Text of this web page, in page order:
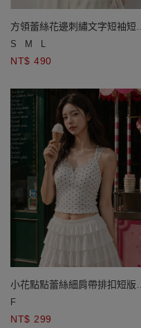
方領蕾絲花邊刺繡文字短袖短版
羅紋上衣
S M L
NT$ 490
小花點點蕾絲細肩帶排扣短版
BRA背心
F
NT$ 299